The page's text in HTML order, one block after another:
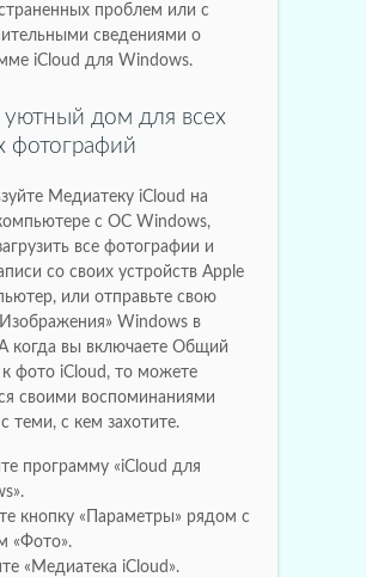
проблем или с
сведениями о
iCloud для Windows.
дом для всех
фотографий
Медиатеку iCloud на
с ОС Windows,
все фотографии и
со своих устройств Apple
или отправьте свою
Windows в
когда вы включаете Общий
к фото iCloud, то можете
своими воспоминаниями
теми, с кем захотите.
программу «iCloud для
кнопку «Параметры» рядом с
«Фото».
«Медиатека iCloud».